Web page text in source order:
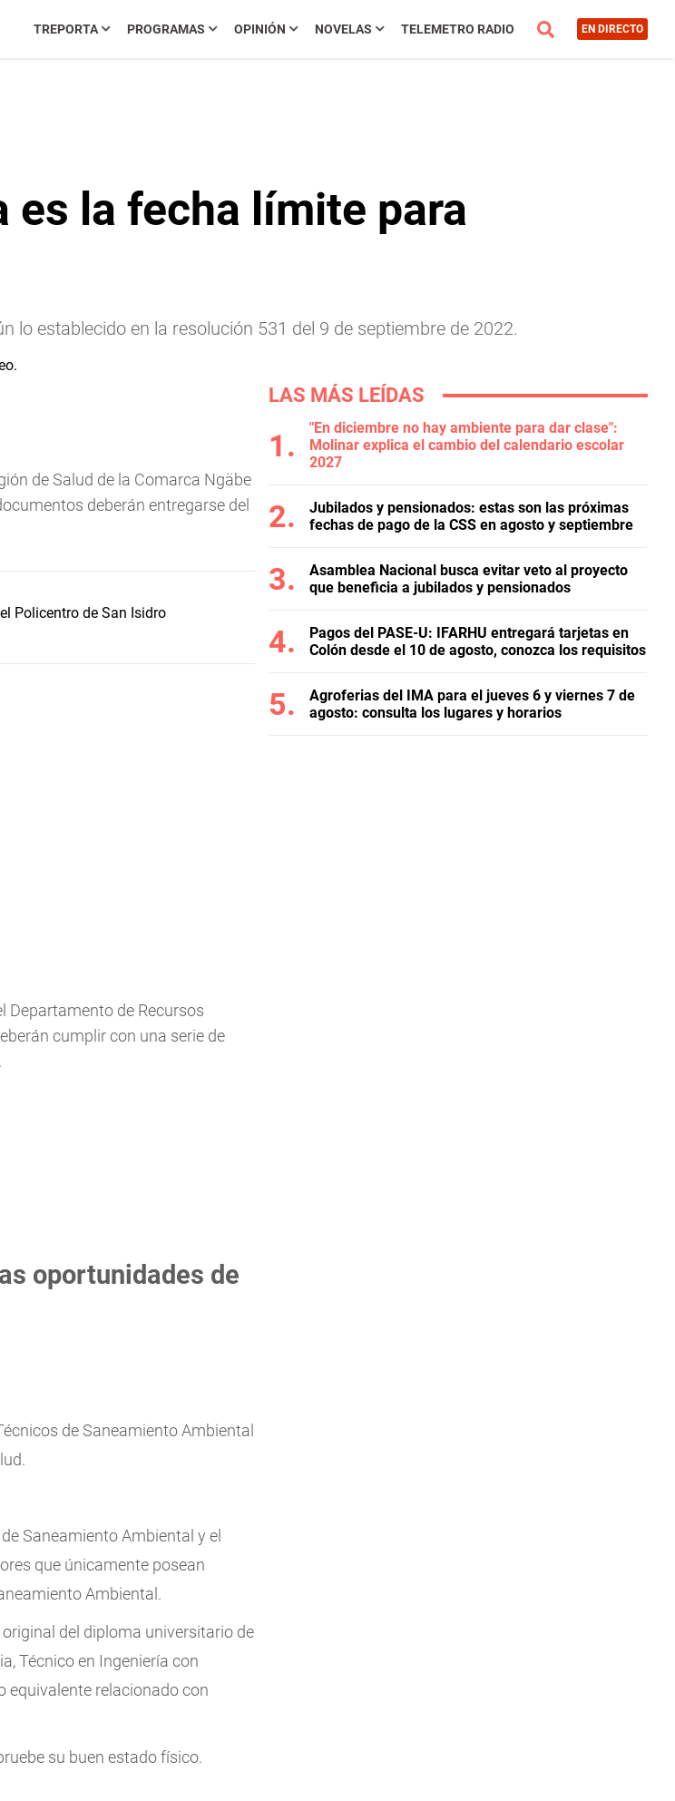
TREPORTA PROGRAMAS OPINIÓN NOVELAS TELEMETRO RADIO EN DIRECTO
es la fecha límite para
lo establecido en la resolución 531 del 9 de septiembre de 2022.
de Salud de la Comarca Ngäbe
deberán entregarse del
Policentro de San Isidro
Departamento de Recursos
cumplir con una serie de
oportunidades de
de Saneamiento Ambiental
Saneamiento Ambiental y el
que únicamente posean
Ambiental.
del diploma universitario de
Técnico en Ingeniería con
equivalente relacionado con
su buen estado físico.
LAS MÁS LEÍDAS
"En diciembre no hay ambiente para dar clase":
Molinar explica el cambio del calendario escolar
2027
Jubilados y pensionados: estas son las próximas
fechas de pago de la CSS en agosto y septiembre
Asamblea Nacional busca evitar veto al proyecto
que beneficia a jubilados y pensionados
Pagos del PASE-U: IFARHU entregará tarjetas en
Colón desde el 10 de agosto, conozca los requisitos
Agroferias del IMA para el jueves 6 y viernes 7 de
agosto: consulta los lugares y horarios